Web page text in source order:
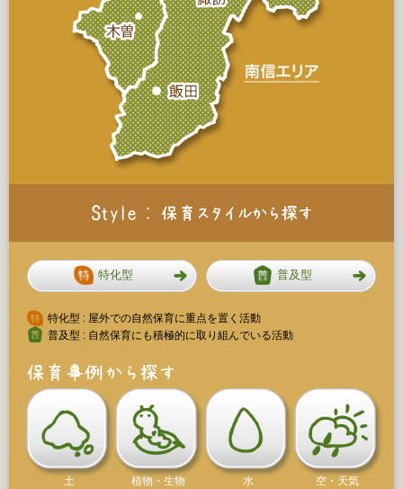
特化型 普及型
特化型 : 屋外での自然保育に重点を置く活動
普及型 : 自然保育にも積極的に取り組んでいる活動
土 植物・生物 水 空・天気